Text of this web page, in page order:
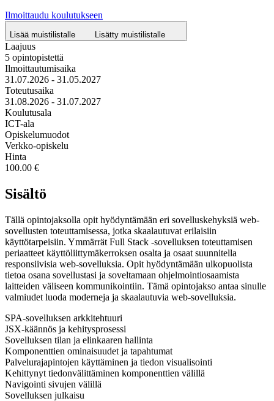
Ilmoittaudu koulutukseen
Lisää muistilistalle Lisätty muistilistalle
Laajuus
5 opintopistettä
Ilmoittautumisaika
31.07.2026 - 31.05.2027
Toteutusaika
31.08.2026 - 31.07.2027
Koulutusala
ICT-ala
Opiskelumuodot
Verkko-opiskelu
Hinta
100.00 €
Sisältö
Tällä opintojaksolla opit hyödyntämään eri sovelluskehyksiä web-
sovellusten toteuttamisessa, jotka skaalautuvat erilaisiin
käyttötarpeisiin. Ymmärrät Full Stack -sovelluksen toteuttamisen
periaatteet käyttöliittymäkerroksen osalta ja osaat suunnitella
responsiivisia web-sovelluksia. Opit hyödyntämään ulkopuolista
tietoa osana sovellustasi ja soveltamaan ohjelmointiosaamista
laitteiden väliseen kommunikointiin. Tämä opintojakso antaa sinulle
valmiudet luoda moderneja ja skaalautuvia web-sovelluksia.
SPA-sovelluksen arkkitehtuuri
JSX-käännös ja kehitysprosessi
Sovelluksen tilan ja elinkaaren hallinta
Komponenttien ominaisuudet ja tapahtumat
Palvelurajapintojen käyttäminen ja tiedon visualisointi
Kehittynyt tiedonvälittäminen komponenttien välillä
Navigointi sivujen välillä
Sovelluksen julkaisu